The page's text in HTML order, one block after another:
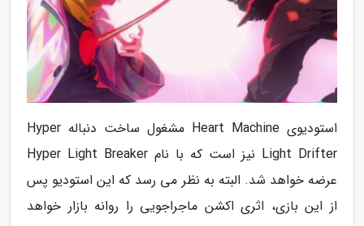
استودیوی Heart Machine مشغول ساخت دنباله Hyper
Light Drifter نیز است که با نام Hyper Light Breaker
عرضه خواهد شد. البته به نظر می رسد که این استودیو پس
از این بازی، اثری اکشن ماجراجویی را روانه بازار خواهد